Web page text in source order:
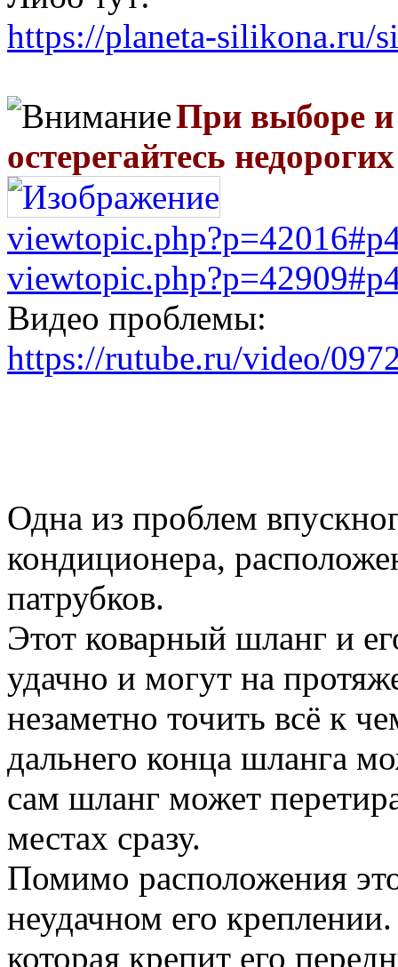
https://planeta-silikona.ru/
При выборе и
остерегайтесь
Видео проблемы:
https://rutube.ru/video/
Одна из проблем
кондиционера,
патрубков.
Этот коварный шланг и
удачно и могут на
незаметно точить всё к
дальнего конца шланга
сам шланг может
местах сразу.
Помимо расположения
неудачном его
которая крепит его